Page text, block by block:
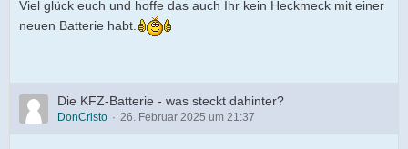
Viel glück euch und hoffe das auch Ihr kein Heckmeck mit einer
neuen Batterie habt.
Die KFZ-Batterie - was steckt dahinter?
DonCristo 26. Februar 2025 um 21:37